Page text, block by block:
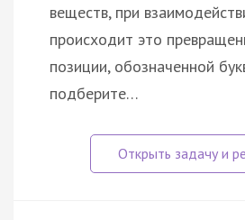
веществ, при
происходит это
позиции, обозначенной
подберите…